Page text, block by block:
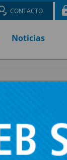
CONTACTO
Noticias